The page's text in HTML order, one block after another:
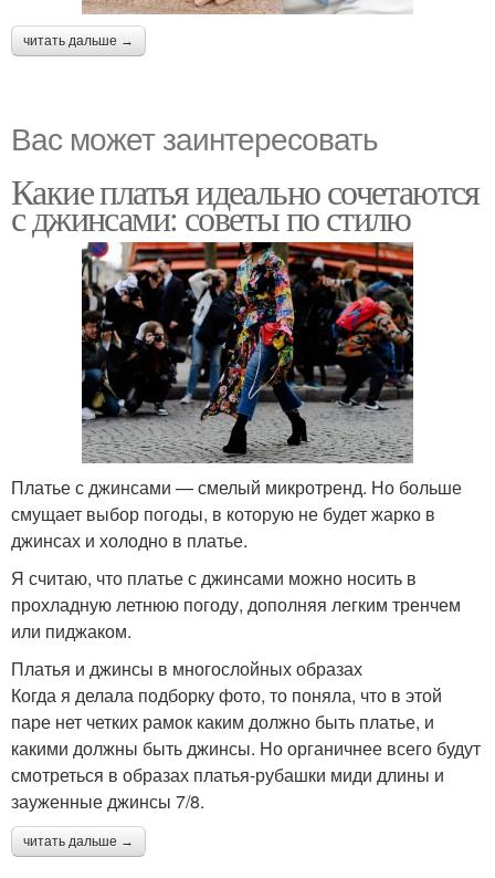
читать дальше →
Вас может заинтересовать
Какие платья идеально сочетаются
с джинсами: советы по стилю
Платье с джинсами — смелый микротренд. Но больше
смущает выбор погоды, в которую не будет жарко в
джинсах и холодно в платье.
Я считаю, что платье с джинсами можно носить в
прохладную летнюю погоду, дополняя легким тренчем
или пиджаком.
Платья и джинсы в многослойных образах
Когда я делала подборку фото, то поняла, что в этой
паре нет четких рамок каким должно быть платье, и
какими должны быть джинсы. Но органичнее всего будут
смотреться в образах платья-рубашки миди длины и
зауженные джинсы 7/8.
читать дальше →